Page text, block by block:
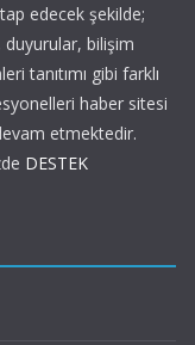
edecek şekilde;
bilişim
tanıtımı gibi farklı
haber sitesi
etmektedir.
DESTEK